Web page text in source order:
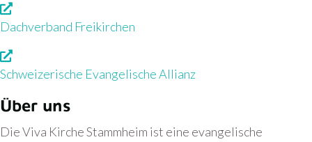
Dachverband Freikirchen
Schweizerische Evangelische Allianz
Über uns
Die Viva Kirche Stammheim ist eine evangelische